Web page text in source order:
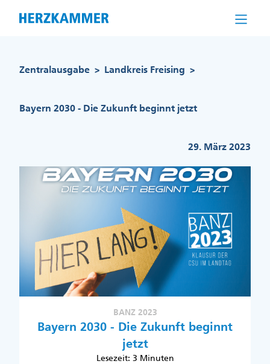
Zentralausgabe > Landkreis Freising >
Bayern 2030 - Die Zukunft beginnt jetzt
29. März 2023
BANZ 2023
Bayern 2030 - Die Zukunft beginnt
jetzt
Lesezeit: 3 Minuten